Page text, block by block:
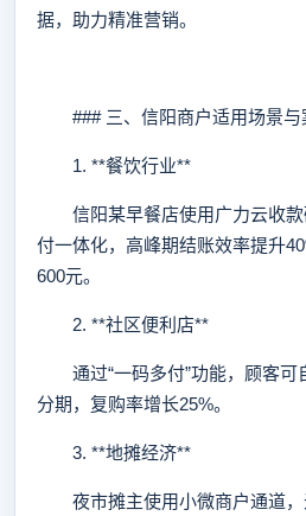
据，助力精准营销。
### 三、信阳商户适用场景与
1. **餐饮行业**
信阳某早餐店使用广力云收款
付一体化，高峰期结账效率提升
600元。
2. **社区便利店**
通过“一码多付”功能，顾客可
分期，复购率增长25%。
3. **地摊经济**
夜市摊主使用小微商户通道，